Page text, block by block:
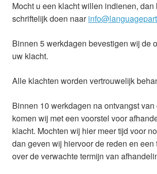
Mocht u een klacht willen indienen, dan
schriftelijk doen naar
Binnen 5 werkdagen bevestigen wij de
uw klacht.
Alle klachten worden vertrouwelijk
Binnen 10 werkdagen na ontvangst van
komen wij met een voorstel voor
klacht. Mochten wij hier meer tijd voor
dan geven wij hiervoor de reden en
over de verwachte termijn van